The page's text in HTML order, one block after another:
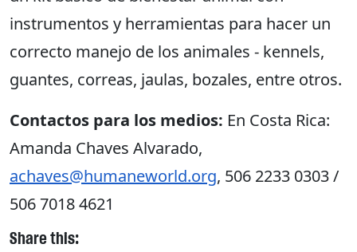
instrumentos y herramientas para hacer un
correcto manejo de los animales - kennels,
guantes, correas, jaulas, bozales, entre otros.
Contactos para los medios: En Costa Rica:
Amanda Chaves Alvarado,
achaves@humaneworld.org, 506 2233 0303 /
506 7018 4621
Share this: